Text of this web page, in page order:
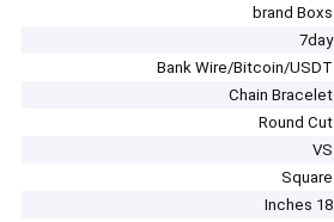
brand Boxs
7day
Bank Wire/Bitcoin/USDT
Chain Bracelet
Round Cut
VS
Square
18 Inches